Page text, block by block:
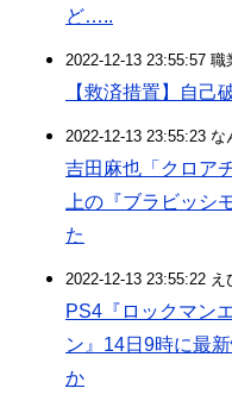
ど…..
2022-12-13 23:55:57 職
【救済措置】自己
2022-12-13 23:55:23
吉田麻也「クロア
上の『ブラビッシ
た
2022-12-13 23:55:22 え
PS4『ロックマン
ン』14日9時に最
か